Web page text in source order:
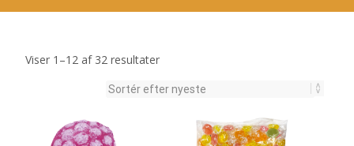
Viser 1–12 af 32 resultaterSorteret
seneste